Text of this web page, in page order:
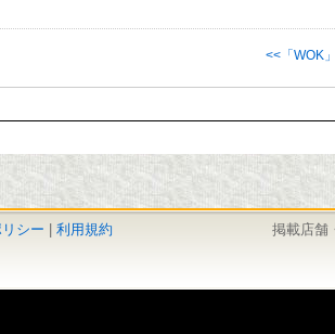
<<「WOK
シー 利用規約 掲載店舗